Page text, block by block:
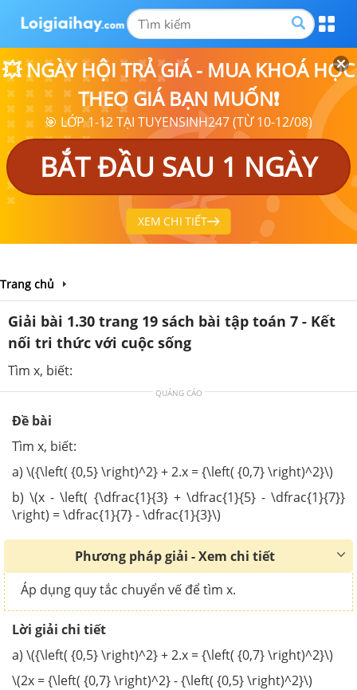
💥 NGÀY HỘI TRẢ GIÁ - MUA KHOÁ HỌC
THEO GIÁ BẠN MUỐN❗
🎯 LỚP 1-12 TẠI TUYENSINH247 (TỪ 10-12/08)
BẮT ĐẦU SAU 1 NGÀY
XEM CHI TIẾT
Trang chủ
Giải bài 1.30 trang 19 sách bài tập toán 7 - Kết
nối tri thức với cuộc sống
Tìm x, biết:
QUẢNG CÁO
Đề bài
Tìm x, biết:
a) \({\left( {0,5} \right)^2} + 2.x = {\left( {0,7} \right)^2}\)
b) \(x - \left( {\dfrac{1}{3} + \dfrac{1}{5} - \dfrac{1}{7}}
\right) = \dfrac{1}{7} - \dfrac{1}{3}\)
Phương pháp giải - Xem chi tiết
Áp dụng quy tắc chuyển vế để tìm x.
Lời giải chi tiết
a) \({\left( {0,5} \right)^2} + 2.x = {\left( {0,7} \right)^2}\)
\(2x = {\left( {0,7} \right)^2} - {\left( {0,5} \right)^2}\)